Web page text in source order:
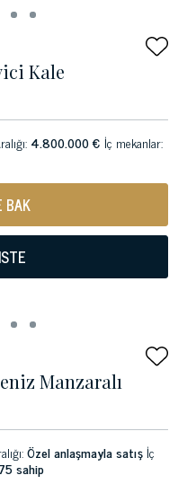
Kale
4.800.000 € İç mekanlar:
BAK
Manzaralı
Özel anlaşmayla satış İç
sahip